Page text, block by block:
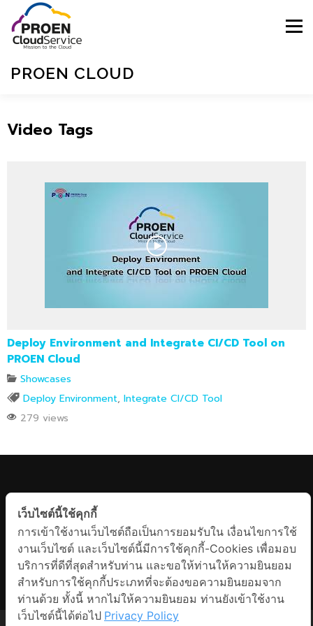
PROEN CLOUD
Menu
HOME
Video Tags
Deploy Environment and Integrate CI/CD Tool on
PROEN Cloud
Showcases
Deploy Environment, Integrate CI/CD Tool
279 views
Facebook Messenger
Line
เว็บไซต์นี้ใช้คุกกี้
การเข้าใช้งานเว็บไซต์ถือเป็นการยอมรับใน เงื่อนไขการใช้
งานเว็บไซต์ และเว็บไซต์นี้มีการใช้คุกกี้-Cookies เพื่อมอบ
บริการที่ดีที่สุดสำหรับท่าน และขอให้ท่านให้ความยินยอม
สำหรับการใช้คุกกี้ประเภทที่จะต้องขอความยินยอมจาก
ท่านด้วย ทั้งนี้ หากไม่ให้ความยินยอม ท่านยังเข้าใช้งาน
เว็บไซต์นี้ได้ต่อไป Privacy Policy